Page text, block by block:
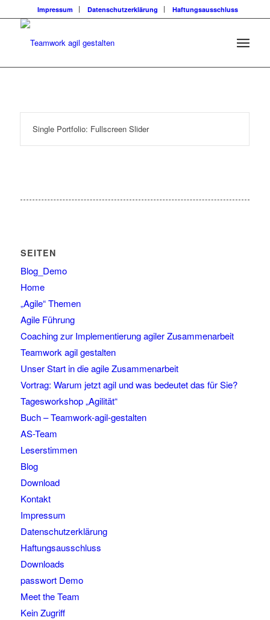
Impressum Datenschutzerklärung Haftungsausschluss
Single Portfolio: Fullscreen Slider
SEITEN
Blog_Demo
Home
„Agile“ Themen
Agile Führung
Coaching zur Implementierung agiler Zusammenarbeit
Teamwork agil gestalten
Unser Start in die agile Zusammenarbeit
Vortrag: Warum jetzt agil und was bedeutet das für Sie?
Tagesworkshop „Agilität“
Buch – Teamwork-agil-gestalten
AS-Team
Leserstimmen
Blog
Download
Kontakt
Impressum
Datenschutzerklärung
Haftungsausschluss
Downloads
passwort Demo
Meet the Team
Kein Zugriff